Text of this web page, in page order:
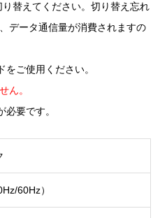
替えてください。切り替え忘れ
データ通信量が消費されますの
ご使用ください。
ん。
要です。
60Hz）